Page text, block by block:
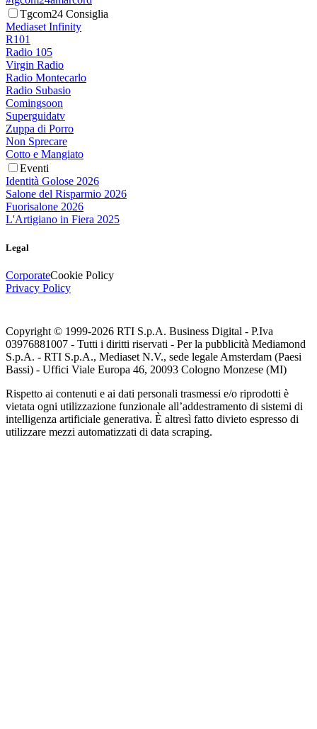
Tgcom24 Consiglia
Mediaset Infinity
R101
Radio 105
Virgin Radio
Radio Montecarlo
Radio Subasio
Comingsoon
Superguidatv
Zuppa di Porro
Non Sprecare
Cotto e Mangiato
Eventi
Identità Golose 2026
Salone del Risparmio 2026
Fuorisalone 2026
L'Artigiano in Fiera 2025
Legal
CorporateCookie Policy
Privacy Policy
Copyright © 1999-2026 RTI S.p.A. Business Digital - P.Iva
03976881007 - Tutti i diritti riservati - Per la pubblicità Mediamond
S.p.A. - RTI S.p.A., Mediaset N.V., sede legale Amsterdam (Paesi
Bassi) - Uffici Viale Europa 46, 20093 Cologno Monzese (MI)
Rispetto ai contenuti e ai dati personali trasmessi e/o riprodotti è
vietata ogni utilizzazione funzionale all’addestramento di sistemi di
intelligenza artificiale generativa. È altresì fatto divieto espresso di
utilizzare mezzi automatizzati di data scraping.